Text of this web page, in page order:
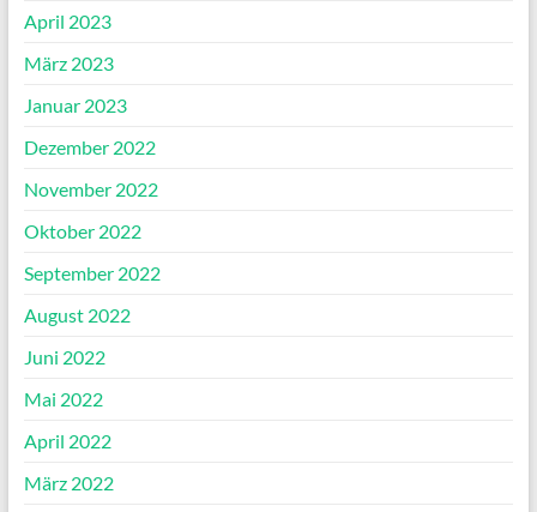
April 2023
März 2023
Januar 2023
Dezember 2022
November 2022
Oktober 2022
September 2022
August 2022
Juni 2022
Mai 2022
April 2022
März 2022